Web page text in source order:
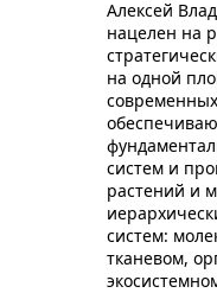
Алексей
нацелен на
на одной
современных
систем и
растений и
систем:
тканевом,